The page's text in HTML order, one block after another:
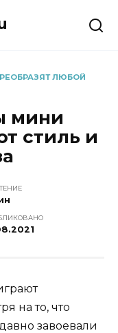
ЛЮБОЙ
мини
стиль и
на то, что
завоевали